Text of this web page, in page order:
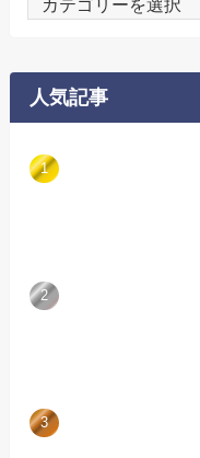
テ
ー
人気記事